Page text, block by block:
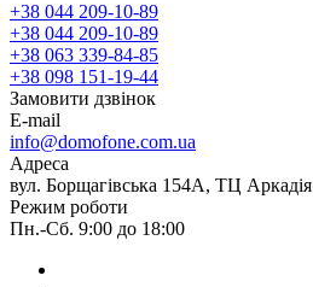
+38 044 209-10-89
+38 044 209-10-89
+38 063 339-84-85
+38 098 151-19-44
Замовити дзвінок
E-mail
info@domofone.com.ua
Адреса
вул. Борщагівська 154А, ТЦ Аркадія
Режим роботи
Пн.-Сб. 9:00 до 18:00